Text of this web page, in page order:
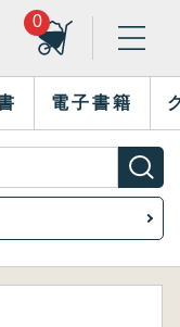
0
電子書籍